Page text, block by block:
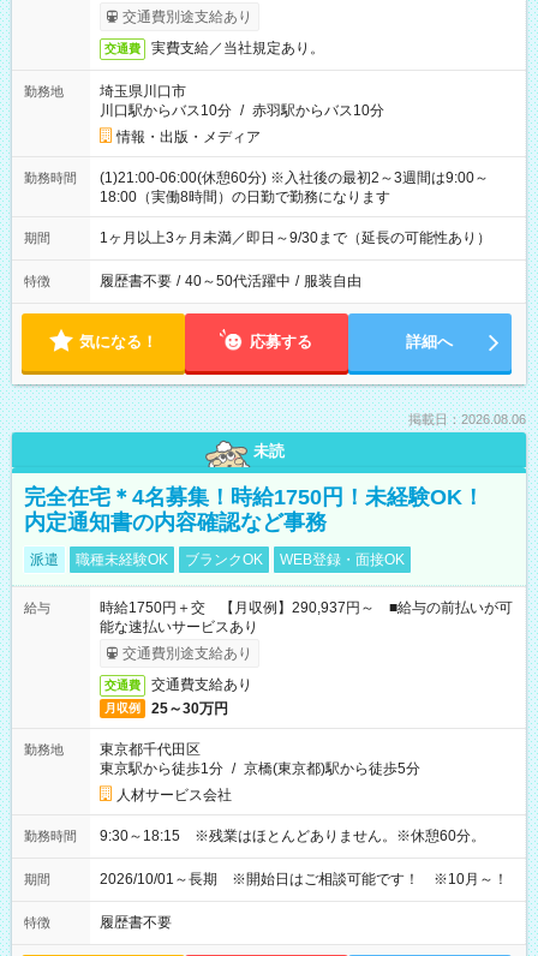
交通費別途支給あり
交通費 実費支給／当社規定あり。
勤務地
埼玉県川口市
川口駅からバス10分 / 赤羽駅からバス10分
情報・出版・メディア
勤務時間
(1)21:00-06:00(休憩60分) ※入社後の最初2～3週間は9:00～
18:00（実働8時間）の日勤で勤務になります
期間 1ヶ月以上3ヶ月未満／即日～9/30まで（延長の可能性あり）
特徴 履歴書不要 / 40～50代活躍中 / 服装自由
気になる！ 応募する 詳細へ
掲載日：2026.08.06
未読
完全在宅＊4名募集！時給1750円！未経験OK！
内定通知書の内容確認など事務
派遣 職種未経験OK ブランクOK WEB登録・面接OK
給与
時給1750円＋交 【月収例】290,937円～ ■給与の前払いが可
能な速払いサービスあり
交通費別途支給あり
交通費 交通費支給あり
月収例 25～30万円
勤務地
東京都千代田区
東京駅から徒歩1分 / 京橋(東京都)駅から徒歩5分
人材サービス会社
勤務時間 9:30～18:15 ※残業はほとんどありません。※休憩60分。
期間 2026/10/01～長期 ※開始日はご相談可能です！ ※10月～！
特徴 履歴書不要